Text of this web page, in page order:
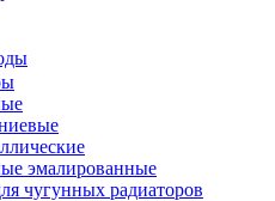
эмалированные
чугунных радиаторов